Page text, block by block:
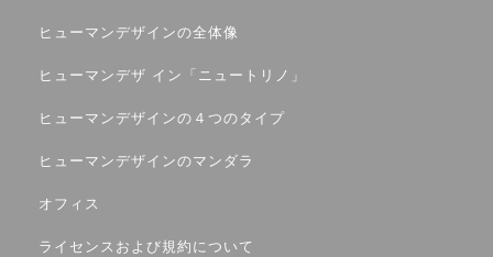
ヒューマンデザインの全体像
ヒューマンデザ イン「ニュートリノ」
ヒューマンデザインの４つのタイプ
ヒューマンデザインのマンダラ
オフィス
ライセンスおよび規約について